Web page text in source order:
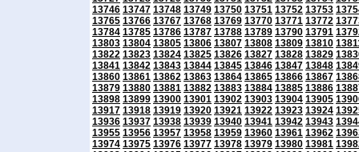
13746 13747 13748 13749 13750 13751 13752 13753
13765 13766 13767 13768 13769 13770 13771 13772
13784 13785 13786 13787 13788 13789 13790 13791
13803 13804 13805 13806 13807 13808 13809 13810
13822 13823 13824 13825 13826 13827 13828 13829
13841 13842 13843 13844 13845 13846 13847 13848
13860 13861 13862 13863 13864 13865 13866 13867
13879 13880 13881 13882 13883 13884 13885 13886
13898 13899 13900 13901 13902 13903 13904 13905
13917 13918 13919 13920 13921 13922 13923 13924
13936 13937 13938 13939 13940 13941 13942 13943
13955 13956 13957 13958 13959 13960 13961 13962
13974 13975 13976 13977 13978 13979 13980 13981